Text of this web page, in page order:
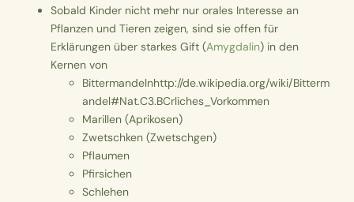
Sobald Kinder nicht mehr nur orales Interesse an
Pflanzen und Tieren zeigen, sind sie offen für
Erklärungen über starkes Gift (Amygdalin) in den
Kernen von
Bittermandelnhttp://de.wikipedia.org/wiki/Bitterm
andel#Nat.C3.BCrliches_Vorkommen
Marillen (Aprikosen)
Zwetschken (Zwetschgen)
Pflaumen
Pfirsichen
Schlehen